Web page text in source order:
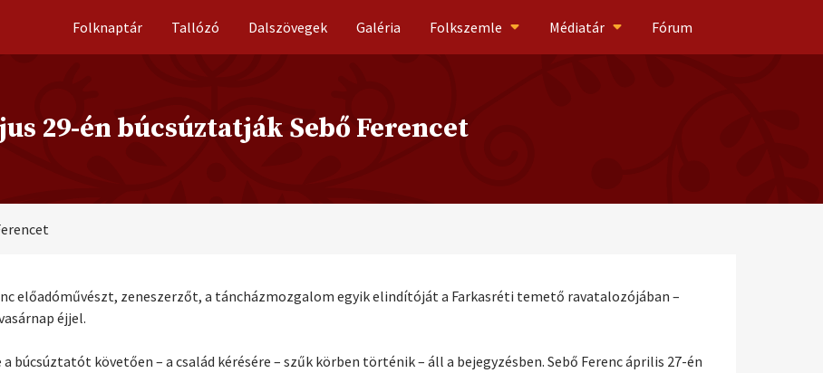
Folknaptár Tallózó Dalszövegek Galéria Folkszemle Médiatár Fórum
29-én búcsúztatják Sebő Ferencet
előadóművészt, zeneszerzőt, a táncházmozgalom egyik elindítóját a Farkasréti temető ravatalozójában –
éjjel.
búcsúztatót követően – a család kérésére – szűk körben történik – áll a bejegyzésben. Sebő Ferenc április 27-én